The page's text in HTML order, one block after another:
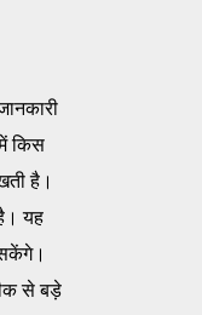
किस
है।
यह
से बड़े